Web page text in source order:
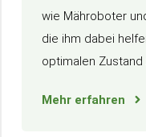
wie Mähroboter
die ihm dabei
optimalen Zustand
Mehr erfahren